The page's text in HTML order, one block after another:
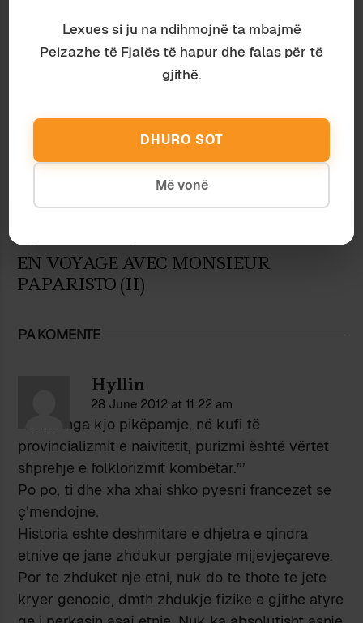
EN VOYAGE AVEC MONSIEUR
PAPARISTO (II)
PA KOMENTE
Hyllin
28 June 2012 at 11:22 am
”’Edhe nga kjo pikëpamje, në kufi të
provincializmit e naivitetit, purizmi është vërtet
shprehje e folklorizmit kombëtar.”’
Po po, ti dhe xha xhai shko pyesni francezet se
ç’mendojne.
Historia eshte deshmitare e dhjetra e qindra
etnive qe jane zhdukur pergjate mijevjeçareve.
Por te zhduket nje etni, nuk do te thote te jete
kryer genocid, dmth zhdukje fizike e gjithe atyre
Lexues si ju na ndihmojnë ta mbajmë
Peizazhe të Fjalës të hapur dhe falas për të
gjithë.
DHURO SOT
Më vonë